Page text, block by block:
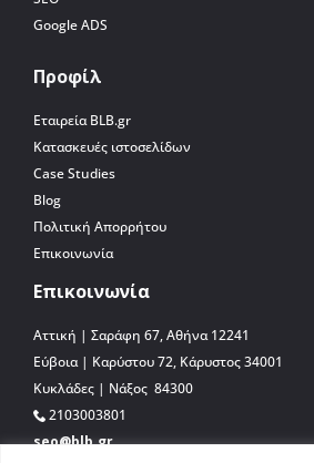
Google ADS
Προφίλ
Εταιρεία BLB.gr
Κατασκευές ιστοσελίδων
Case Studies
Blog
Πολιτική Απορρήτου
Επικοινωνία
Επικοινωνία
Αττική | Σαράφη 67, Αθήνα 12241
Εύβοια | Καρύστου 72, Κάρυστος 34001
Κυκλάδες | Νάξος 84300
2103003801
seo@blb.gr